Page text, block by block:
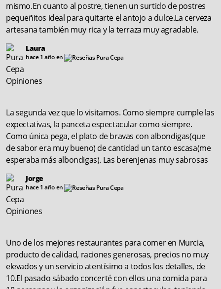
mismo.En cuanto al postre, tienen un surtido de postres
pequeñitos ideal para quitarte el antojo a dulce.La cerveza
artesana también muy rica y la terraza muy agradable.
Laura
hace 1 año en
La segunda vez que lo visitamos. Como siempre cumple las
expectativas, la panceta espectacular como siempre.
Como única pega, el plato de bravas con albondigas(que
de sabor era muy bueno) de cantidad un tanto escasa(me
esperaba más albondigas). Las berenjenas muy sabrosas
Jorge
hace 1 año en
Uno de los mejores restaurantes para comer en Murcia,
producto de calidad, raciones generosas, precios no muy
elevados y un servicio atentísimo a todos los detalles, de
10.El pasado sábado concerté con ellos una comida para